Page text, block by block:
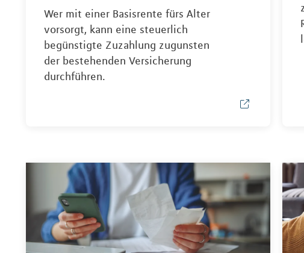
Wer mit einer Basisrente fürs Alter
vorsorgt, kann eine steuerlich
begünstigte Zuzahlung zugunsten
der bestehenden Versicherung
durchführen.